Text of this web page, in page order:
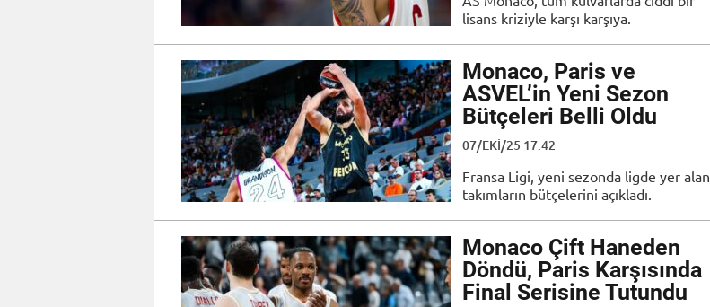
lisans kriziyle karşı karşıya.
Monaco, Paris ve
ASVEL’in Yeni Sezon
Bütçeleri Belli Oldu
07/EKI/25 17:42
Fransa Ligi, yeni sezonda ligde yer alan
takımların bütçelerini açıkladı.
Monaco Çift Haneden
Döndü, Paris Karşısında
Final Serisine Tutundu